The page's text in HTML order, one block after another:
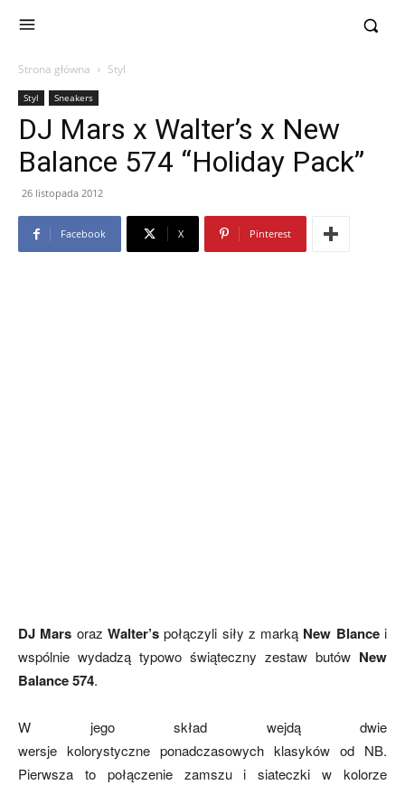
Strona główna Styl
Styl Sneakers
DJ Mars x Walter’s x New
Balance 574 “Holiday Pack”
26 listopada 2012
Facebook X Pinterest
DJ Mars oraz Walter’społączyli siły z marką New Blancei
wspólnie wydadzą typowo świąteczny zestaw butów New
Balance 574.
W jego skład wejdą dwie
wersje kolorystyczne ponadczasowych klasyków od NB.
Pierwsza to połączenie zamszu i siateczki w kolorze